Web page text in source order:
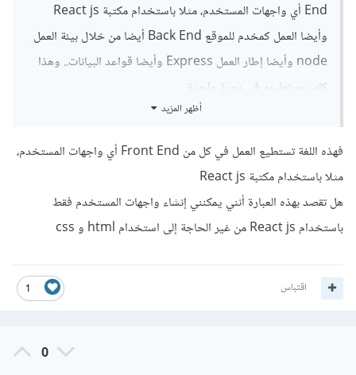
End أي واجهات المستخدم، مثلا باستخدام مكتبة React js
وأيضا العمل كمخدم للموقع Back End أيضا من خلال بيئة العمل
node وأيضا إطار العمل Express وأيضا قواعد البيانات.. وهذا
كله يتم تعليمه في دورة واحدة.
الدورات ومنهم دورة تطوير واجهات المستخدم والتي تحوي في
تفيدك في دورة جافاسكربت عند تنسيق واجهات الموقع.
تعتبرة دورة تطوير الواجهات ممتازة بالنسبة لعمل تفاصيل كثيرة في
الأمامية، أي بدوت قواعد بيانات ومعالجة وتوثيق المستخدمين وإلا
أظهر المزيد
فهذه اللغة تستطيع العمل في كل من Front End أي واجهات المستخدم،
مثلا باستخدام مكتبة React js
هل تقصد بهذه العبارة أنني يمكنني إنشاء واجهات المستخدم فقط
باستخدام React js من غير الحاجة إلى استخدام html و css
1 اقتباس
0